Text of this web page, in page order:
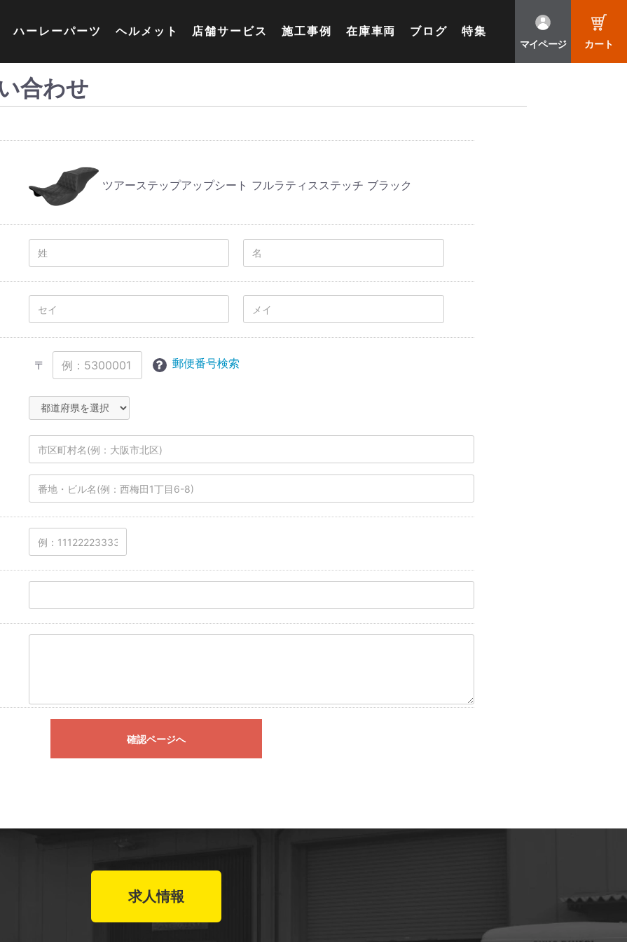
ハーレーパーツ ヘルメット 店舗サービス 施工事例 在庫車両 ブログ 特集
マイページ カート
合わせ
ツアーステップアップシート フルラティスステッチ ブラック
〒 郵便番号検索
確認ページへ
求人情報